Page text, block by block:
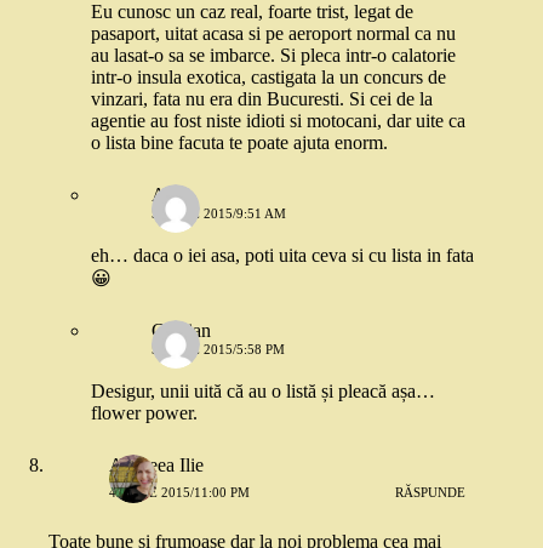
Eu cunosc un caz real, foarte trist, legat de
pasaport, uitat acasa si pe aeroport normal ca nu
au lasat-o sa se imbarce. Si pleca intr-o calatorie
intr-o insula exotica, castigata la un concurs de
vinzari, fata nu era din Bucuresti. Si cei de la
agentie au fost niste idioti si motocani, dar uite ca
o lista bine facuta te poate ajuta enorm.
Ana
5 IUNIE 2015/9:51 AM
eh… daca o iei asa, poti uita ceva si cu lista in fata
😀
Cristian
5 IUNIE 2015/5:58 PM
Desigur, unii uită că au o listă și pleacă așa…
flower power.
Andreea Ilie
4 IUNIE 2015/11:00 PM RĂSPUNDE
Toate bune si frumoase dar la noi problema cea mai